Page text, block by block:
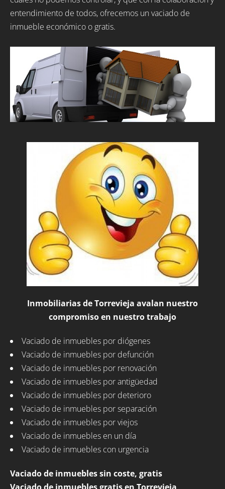
entendimiento de todos, ofrecemos un vaciado de
inmueble económico o gratis.
Inmobiliarias de Torrevieja avalan nuestro
compromiso en nuestro trabajo
Vaciado de inmuebles por diógenes
Vaciado de inmuebles por defunción
Vaciado de inmuebles por renovación
Vaciado de inmuebles por antigüedad
Vaciado de inmuebles por deterioro
Vaciado de inmuebles por separación
Vaciado de inmuebles por viejos
Vaciado de inmuebles en un día
Vaciado de inmuebles con urgencia
Vaciado de inmuebles sin coste, gratis